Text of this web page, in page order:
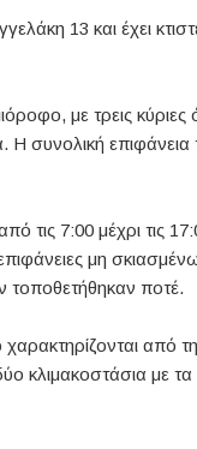
13 και έχει
με τρεις
συνολική επιφάνεια
τις 7:00 μέχρι
μη
τοποθετήθηκαν ποτέ.
από
κλιμακοστάσια με